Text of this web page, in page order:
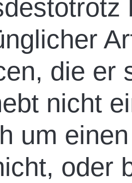
die er
nicht
um
oder